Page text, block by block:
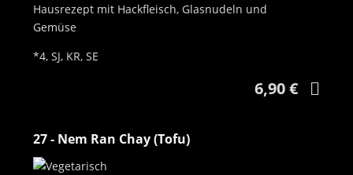
Hausrezept mit Hackfleisch, Glasnudeln und
Gemüse
*4, SJ, KR, SE
6,90 €
27 - Nem Ran Chay (Tofu)